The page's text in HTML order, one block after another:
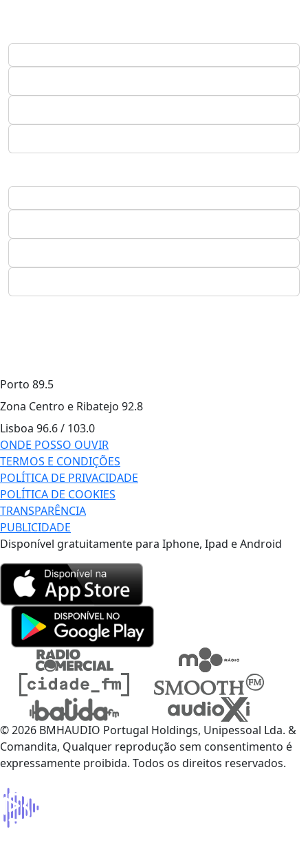
Porto 89.5
Zona Centro e Ribatejo 92.8
Lisboa 96.6 / 103.0
ONDE POSSO OUVIR
TERMOS E CONDIÇÕES
POLÍTICA DE PRIVACIDADE
POLÍTICA DE COOKIES
TRANSPARÊNCIA
PUBLICIDADE
Disponível gratuitamente para Iphone, Ipad e Android
© 2026 BMHAUDIO Portugal Holdings, Unipessoal Lda. &
Comandita, Qualquer reprodução sem consentimento é
expressamente proibida. Todos os direitos reservados.